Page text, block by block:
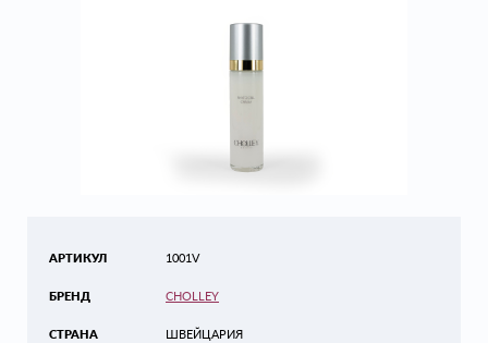
АРТИКУЛ
БРЕНД
СТРАНА
1001V
CHOLLEY
ШВЕЙЦАРИЯ